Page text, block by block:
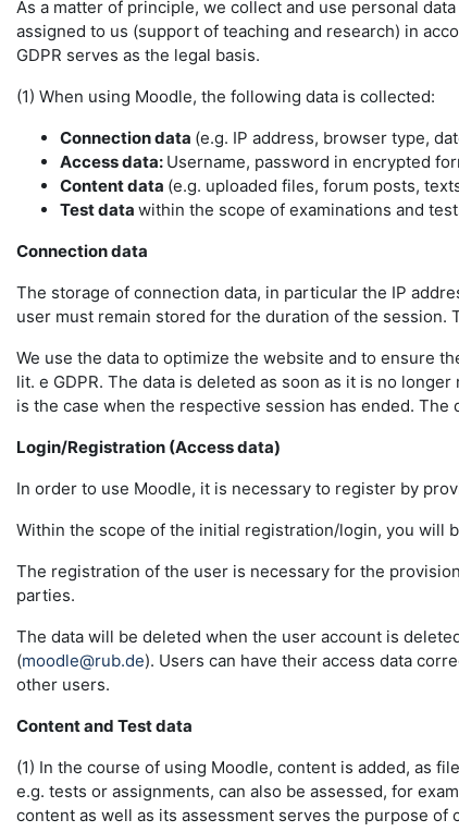
As a matter of principle, we collect and use personal
assigned to us (support of teaching and research) in
GDPR serves as the legal basis.
(1) When using Moodle, the following data is collected:
Connection data (e.g. IP address, browser type,
Access data: Username, password in encrypted
Content data (e.g. uploaded files, forum posts,
Test data within the scope of examinations and
Connection data
The storage of connection data, in particular the IP
user must remain stored for the duration of the session.
We use the data to optimize the website and to ensure
lit. e GDPR. The data is deleted as soon as it is no
is the case when the respective session has ended.
Login/Registration (Access data)
In order to use Moodle, it is necessary to register by
Within the scope of the initial registration/login, you will
The registration of the user is necessary for the
parties.
The data will be deleted when the user account is
(moodle@rub.de). Users can have their access data
other users.
Content and Test data
(1) In the course of using Moodle, content is added, as
e.g. tests or assignments, can also be assessed, for
content as well as its assessment serves the purpose of